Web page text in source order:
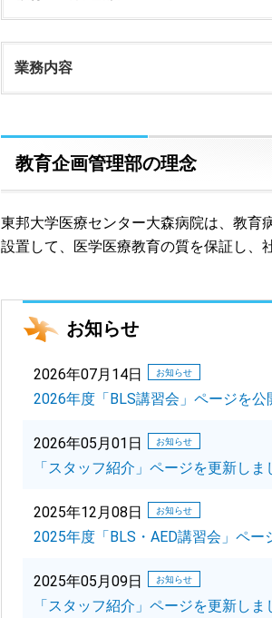
業務内容
教育企画管理部の理念
東邦大学医療センター大森病院は、教育
設置して、医学医療教育の質を保証し、
お知らせ
2026年07月14日 お知らせ
2026年度「BLS講習会」ページを公
2026年05月01日 お知らせ
「スタッフ紹介」ページを更新しま
2025年12月08日 お知らせ
2025年度「BLS・AED講習会」ペー
2025年05月09日 お知らせ
「スタッフ紹介」ページを更新しま